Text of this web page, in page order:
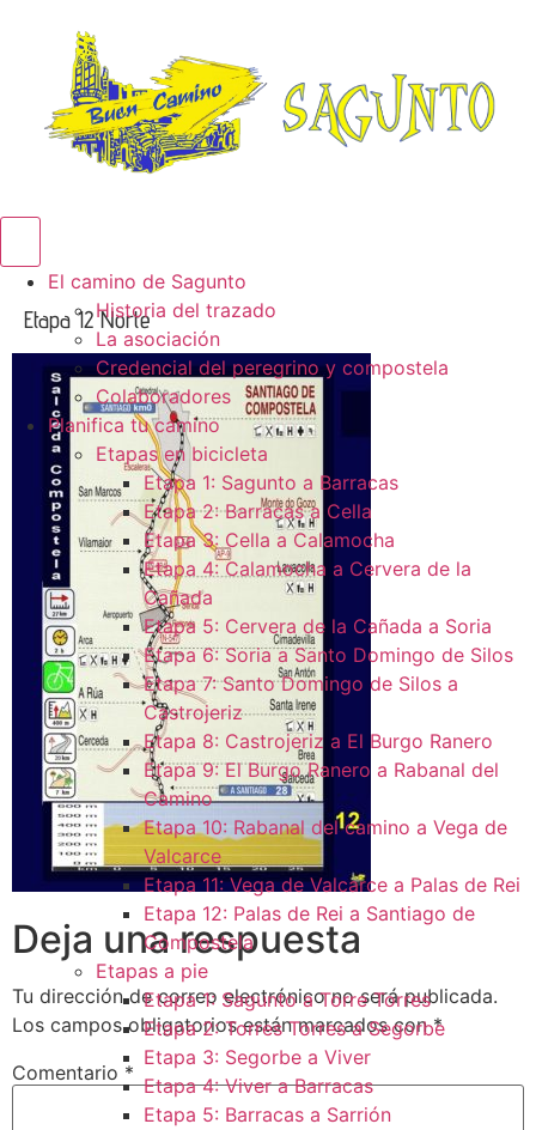
El camino de Sagunto
Historia del trazado
La asociación
Credencial del peregrino y compostela
Colaboradores
Planifica tu camino
Etapas en bicicleta
Etapa 1: Sagunto a Barracas
Etapa 2: Barracas a Cella
Etapa 3: Cella a Calamocha
Etapa 4: Calamocha a Cervera de la
Cañada
Etapa 5: Cervera de la Cañada a Soria
Etapa 6: Soria a Santo Domingo de Silos
Etapa 7: Santo Domingo de Silos a
Castrojeriz
Etapa 8: Castrojeriz a El Burgo Ranero
Etapa 9: El Burgo Ranero a Rabanal del
Camino
Etapa 10: Rabanal del camino a Vega de
Valcarce
Etapa 11: Vega de Valcarce a Palas de Rei
Etapa 12: Palas de Rei a Santiago de
Compostela
Etapas a pie
Etapa 1: Sagunto a Torre Torres
Etapa 2: Torres Torres a Segorbe
Etapa 3: Segorbe a Viver
Etapa 4: Viver a Barracas
Etapa 5: Barracas a Sarrión
Etapa 12 Norte
Deja una respuesta
Tu dirección de correo electrónico no será publicada.
Los campos obligatorios están marcados con*
Comentario *